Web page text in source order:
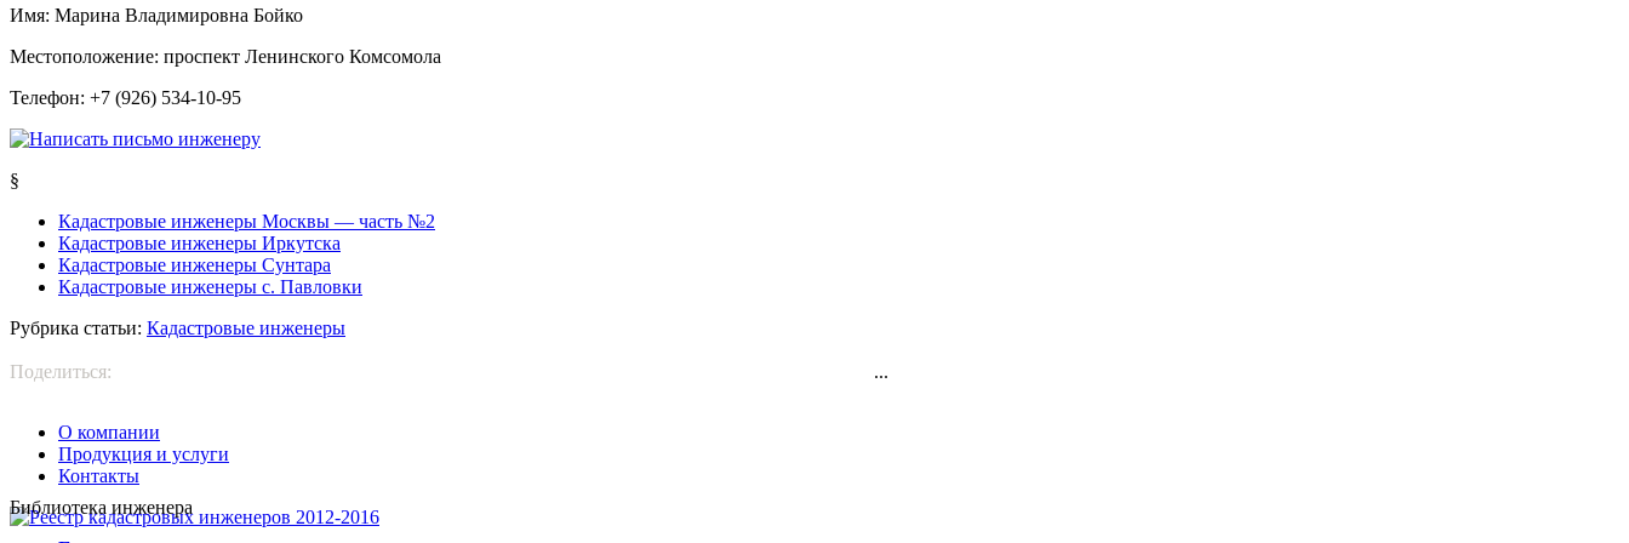
Имя: Марина Владимировна Бойко
Местоположение: проспект Ленинского Комсомола
Телефон: +7 (926) 534-10-95
§
Кадастровые инженеры Москвы — часть №2
Кадастровые инженеры Иркутска
Кадастровые инженеры Сунтара
Кадастровые инженеры с. Павловки
Рубрика статьи: Кадастровые инженеры
Поделиться: ...
О компании
Продукция и услуги
Контакты
Библиотека инженера